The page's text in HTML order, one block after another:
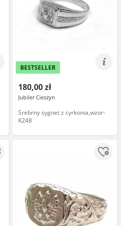
BESTSELLER
180,00 zł
Jubiler Cieszyn
Srebrny sygnet z cyrkonia,wzor-
K248